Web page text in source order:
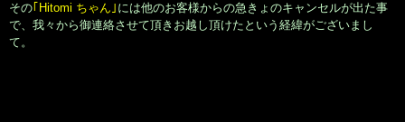
その｢Hitomi ちゃん｣ には他のお客様からの急きょのキャンセルが出た事
で、我々から御連絡させて頂きお越し頂けたという経緯がございまし
て。